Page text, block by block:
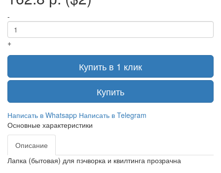
-
+
Купить в 1 клик
Купить
Написать в Whatsapp Написать в Telegram
Основные характеристики
Описание
Лапка (бытовая) для пэчворка и квилтинга прозрачна